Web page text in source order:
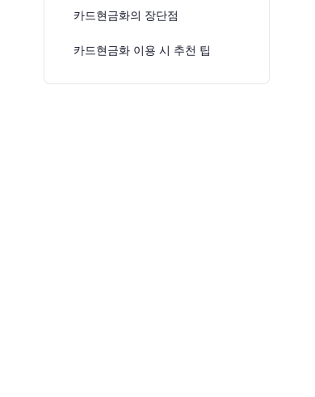
카드현금화의 장단점
카드현금화 이용 시 추천 팁